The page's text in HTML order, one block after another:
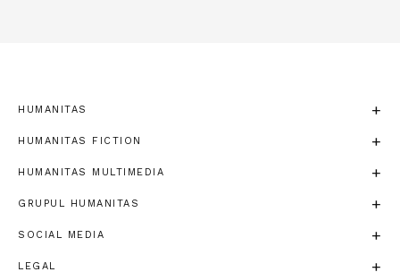
HUMANITAS
HUMANITAS FICTION
HUMANITAS MULTIMEDIA
GRUPUL HUMANITAS
SOCIAL MEDIA
LEGAL